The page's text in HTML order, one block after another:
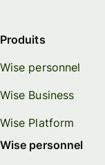
Produits
Wise personnel
Wise Business
Wise Platform
Wise personnel